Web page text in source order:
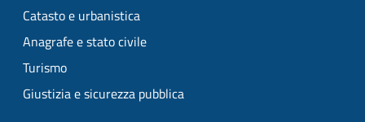
Catasto e urbanistica
Anagrafe e stato civile
Turismo
Giustizia e sicurezza pubblica